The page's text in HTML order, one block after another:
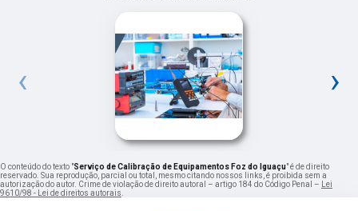
‹ ›
O conteúdo do texto "Serviço de Calibração de Equipamentos Foz do Iguaçu" é de direito
reservado. Sua reprodução, parcial ou total, mesmo citando nossos links, é proibida sem a
autorização do autor. Crime de violação de direito autoral – artigo 184 do Código Penal – Lei
9610/98 - Lei de direitos autorais.